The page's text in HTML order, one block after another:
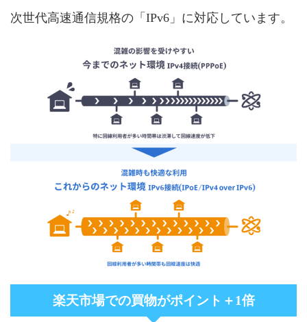
次世代高速通信規格の「IPv6」に対応しています。
楽天市場での買物がポイント＋1倍